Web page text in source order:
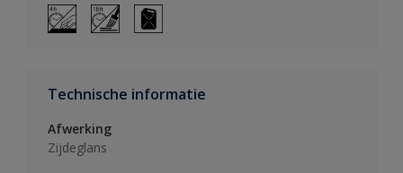
Technische informatie
Afwerking
Zijdeglans